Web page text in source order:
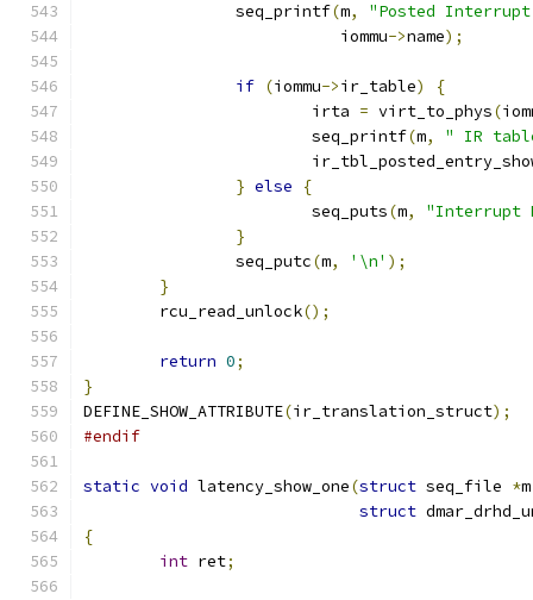
		seq_printf
(m,
"Posted Interrupt
			   iommu
->name);
if (iommu->ir_table)
{
			irta
= virt_to_phys(
			seq_printf
(m,
" IR
} else
{
			seq_puts
(m,
"Interrupt
}
		seq_putc
(m, '\n' );
}
	rcu_read_unlock
();
return 0;
}
DEFINE_SHOW_ATTRIBUTE(ir_translation_struct);
#endif
static void latency_show_one(struct seq_file *m
struct
{
int ret;